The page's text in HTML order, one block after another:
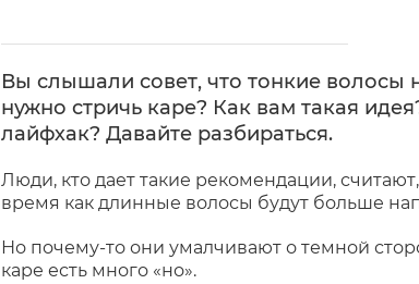
Вы слышали совет, что тонкие волосы
нужно стричь каре? Как вам такая
лайфхак? Давайте разбираться.
Люди, кто дает такие рекомендации,
время как длинные волосы будут больше
Но почему-то они умалчивают о темной
каре есть много «но».